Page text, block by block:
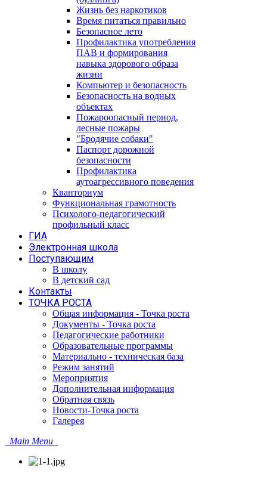
Жизнь без наркотиков
Время питаться правильно
Безопасное лето
Профилактика употребления
ПАВ и формирования
навыка здорового образа
жизни
Компьютер и безопасность
Безопасность на водных
объектах
Пожароопасный период,
лесные пожары
"Бродячие собаки"
Паспорт дорожной
безопасности
Профилактика
аутоагрессивного поведения
Кванториум
Функциональная грамотность
Психолого-педагогический
профильный класс
ГИА
Электронная школа
Поступающим
В школу
В детский сад
Контакты
ТОЧКА РОСТА
Общая информация - Точка роста
Документы - Точка роста
Педагогические работники
Образовательные программы
Материально - техническая база
Режим занятий
Мероприятия
Дополнительная информация
Обратная связь
Новости-Точка роста
Галерея
Main Menu